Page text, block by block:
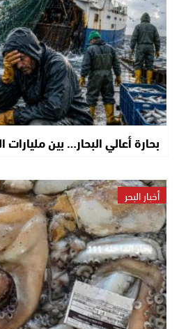
بحارة أعالي البحار… بين مليارات
أخبار البحر